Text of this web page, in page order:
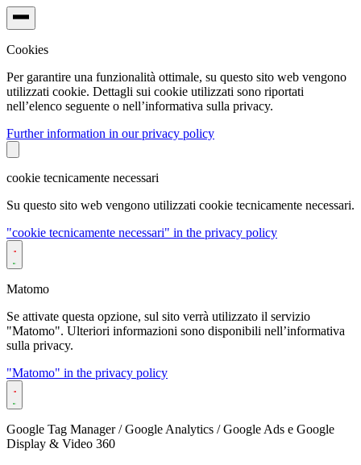
Cookies
Per garantire una funzionalità ottimale, su questo sito web vengono
utilizzati cookie. Dettagli sui cookie utilizzati sono riportati
nell’elenco seguente o nell’informativa sulla privacy.
Further information in our privacy policy
cookie tecnicamente necessari
Su questo sito web vengono utilizzati cookie tecnicamente necessari.
"cookie tecnicamente necessari" in the privacy policy
Matomo
Se attivate questa opzione, sul sito verrà utilizzato il servizio
"Matomo". Ulteriori informazioni sono disponibili nell’informativa
sulla privacy.
"Matomo" in the privacy policy
Google Tag Manager / Google Analytics / Google Ads e Google
Display & Video 360